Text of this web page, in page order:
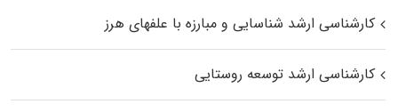
کارشناسی ارشد شناسایی و مبارزه با علفهای هرز
کارشناسی ارشد توسعه روستایی